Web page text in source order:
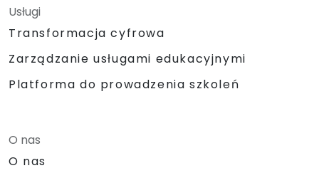
Usługi
Transformacja cyfrowa
Zarządzanie usługami edukacyjnymi
Platforma do prowadzenia szkoleń
O nas
O nas